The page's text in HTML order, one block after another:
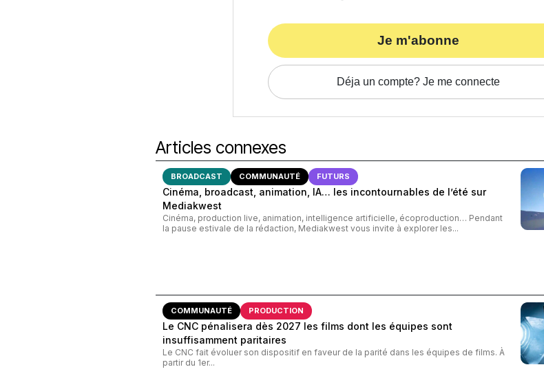
Je m'abonne
Déja un compte? Je me connecte
Articles connexes
BROADCAST COMMUNAUTÉ FUTURS
Cinéma, broadcast, animation, IA… les incontournables de l’été sur
Mediakwest
Cinéma, production live, animation, intelligence artificielle, écoproduction… Pendant
la pause estivale de la rédaction, Mediakwest vous invite à explorer les...
COMMUNAUTÉ PRODUCTION
Le CNC pénalisera dès 2027 les films dont les équipes sont
insuffisamment paritaires
Le CNC fait évoluer son dispositif en faveur de la parité dans les équipes de films. À
partir du 1er...